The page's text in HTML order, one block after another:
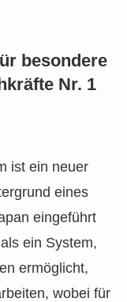
besondere
Nr. 1
ist ein neuer
eines
eingeführt
ein System,
ermöglicht,
wobei für